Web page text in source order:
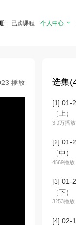
已购课程 个人中心 
播放 选集
[1] 01-
（上）
3.0万播放
[2] 01-
（中）
4569播放
[3] 01-
（下）
3253播放
[4] 02-